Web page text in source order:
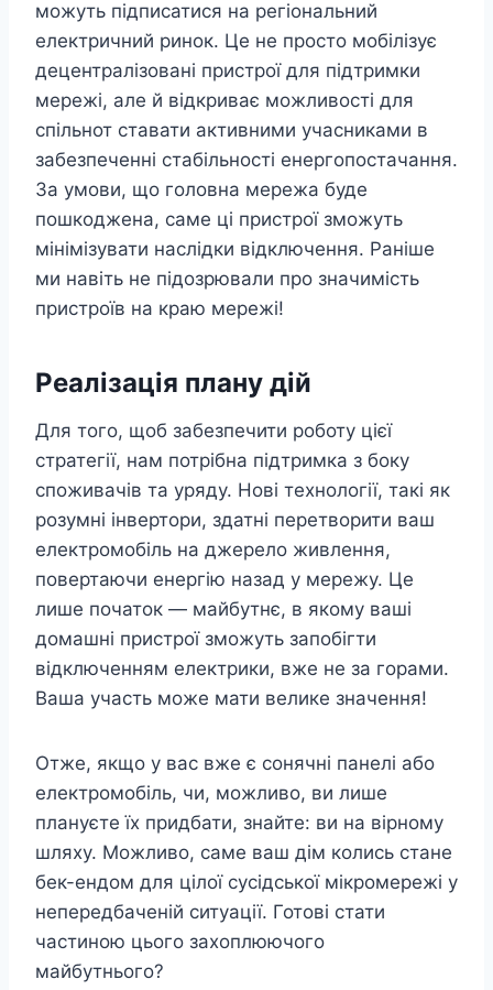
можуть підписатися на регіональний
електричний ринок. Це не просто мобілізує
децентралізовані пристрої для підтримки
мережі, але й відкриває можливості для
спільнот ставати активними учасниками в
забезпеченні стабільності енергопостачання.
За умови, що головна мережа буде
пошкоджена, саме ці пристрої зможуть
мінімізувати наслідки відключення. Раніше
ми навіть не підозрювали про значимість
пристроїв на краю мережі!
Реалізація плану дій
Для того, щоб забезпечити роботу цієї
стратегії, нам потрібна підтримка з боку
споживачів та уряду. Нові технології, такі як
розумні інвертори, здатні перетворити ваш
електромобіль на джерело живлення,
повертаючи енергію назад у мережу. Це
лише початок — майбутнє, в якому ваші
домашні пристрої зможуть запобігти
відключенням електрики, вже не за горами.
Ваша участь може мати велике значення!
Отже, якщо у вас вже є сонячні панелі або
електромобіль, чи, можливо, ви лише
плануєте їх придбати, знайте: ви на вірному
шляху. Можливо, саме ваш дім колись стане
бек-ендом для цілої сусідської мікромережі у
непередбаченій ситуації. Готові стати
частиною цього захоплюючого
майбутнього?